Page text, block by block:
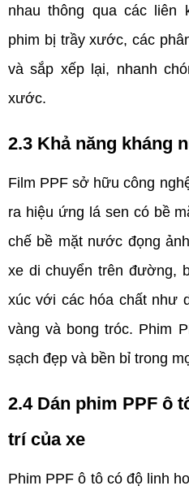
nhau thông qua các liên
phim bị trầy xước, các
và sắp xếp lại, nhanh
xước.
2.3 Khả năng kháng
Film PPF sở hữu công
ra hiệu ứng lá sen có bề
chế bề mặt nước đọng
xe di chuyển trên đường,
xúc với các hóa chất như
vàng và bong tróc. Phim
sạch đẹp và bền bỉ trong
2.4 Dán phim PPF ô
trí của xe
Phim PPF ô tô có độ linh